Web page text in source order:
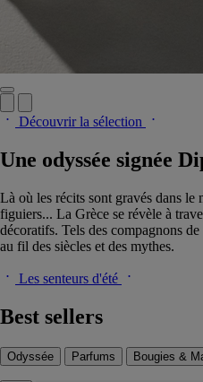
Découvrir la sélection
Une odyssée signée
Là où les récits sont gravés dans le
figuiers... La Grèce se révèle à
décoratifs. Tels des compagnons
au fil des siècles et des mythes.
Les senteurs d'été
Best sellers
Odyssée Parfums Bougies &